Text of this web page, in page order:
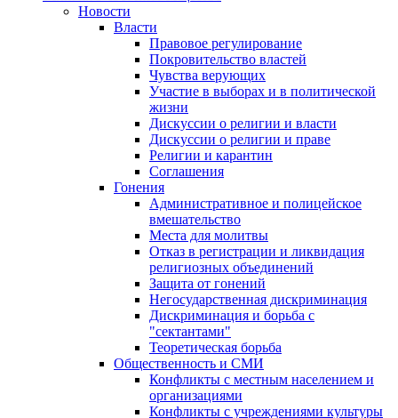
Новости
Власти
Правовое регулирование
Покровительство властей
Чувства верующих
Участие в выборах и в политической
жизни
Дискуссии о религии и власти
Дискуссии о религии и праве
Религии и карантин
Соглашения
Гонения
Административное и полицейское
вмешательство
Места для молитвы
Отказ в регистрации и ликвидация
религиозных объединений
Защита от гонений
Негосударственная дискриминация
Дискриминация и борьба с
"сектантами"
Теоретическая борьба
Общественность и СМИ
Конфликты с местным населением и
организациями
Конфликты с учреждениями культуры